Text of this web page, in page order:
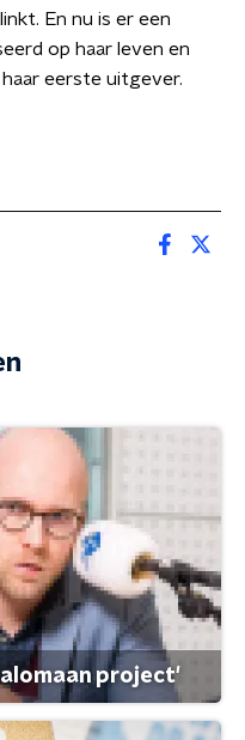
En nu is er een
op haar leven en
eerste uitgever.
project'